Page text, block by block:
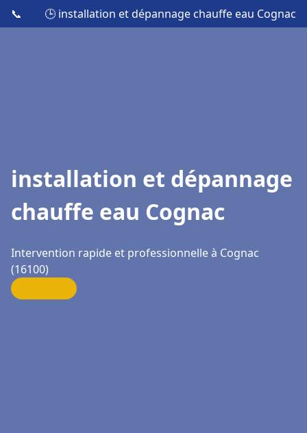
📞 🕒 installation et dépannage chauffe eau Cognac
installation et dépannage
chauffe eau Cognac
Intervention rapide et professionnelle à Cognac
(16100)